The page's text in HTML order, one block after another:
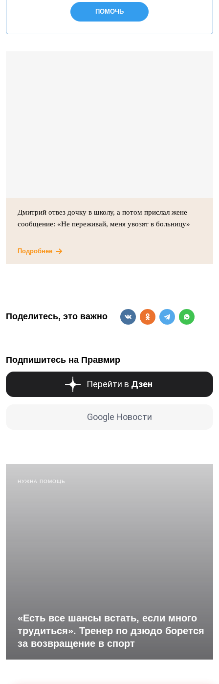
ПОМОЧЬ
Дмитрий отвез дочку в школу, а потом прислал жене
сообщение: «Не переживай, меня увозят в больницу»
Подробнее
Поделитесь, это важно
Подпишитесь на Правмир
Перейти в Дзен
Google Новости
НУЖНА ПОМОЩЬ
«Есть все шансы встать, если много
трудиться». Тренер по дзюдо борется
за возвращение в спорт